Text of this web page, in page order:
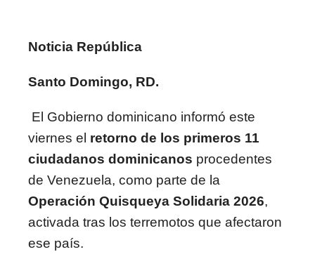
Noticia República
Santo Domingo, RD.
El Gobierno dominicano informó este
viernes el retorno de los primeros 11
ciudadanos dominicanos procedentes
de Venezuela, como parte de la
Operación Quisqueya Solidaria 2026,
activada tras los terremotos que afectaron
ese país.